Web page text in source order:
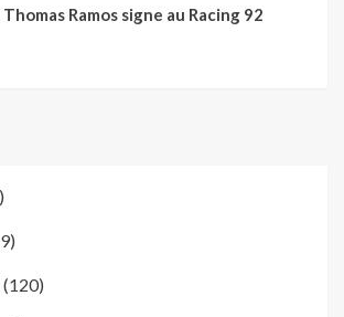
Ramos signe au Racing 92
(120)